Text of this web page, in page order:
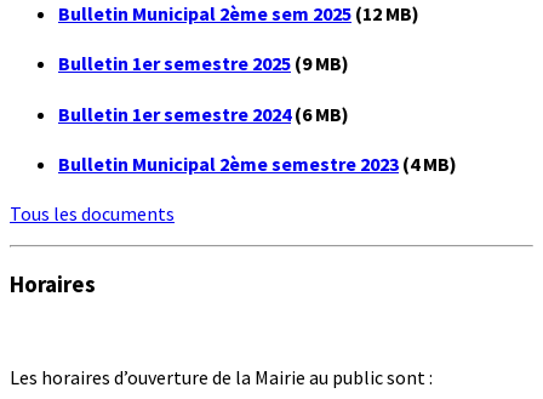
Bulletin Municipal 2ème sem 2025 (12 MB)
Bulletin 1er semestre 2025 (9 MB)
Bulletin 1er semestre 2024 (6 MB)
Bulletin Municipal 2ème semestre 2023 (4 MB)
Tous les documents
Horaires
Les horaires d’ouverture de la Mairie au public sont :